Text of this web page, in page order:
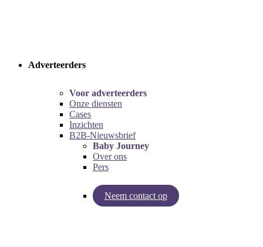
Adverteerders
Voor adverteerders
Onze diensten
Cases
Inzichten
B2B-Nieuwsbrief
Baby Journey
Over ons
Pers
Neem contact op